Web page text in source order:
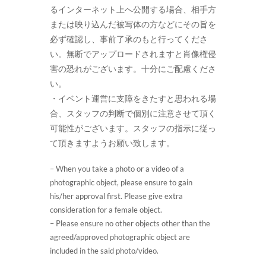
るインターネット上へ公開する場合、相手方
または映り込んだ被写体の方などにその旨を
必ず確認し、事前了承のもと行ってくださ
い。無断でアップロードされますと肖像権侵
害の恐れがございます。十分にご配慮くださ
い。
・イベント運営に支障をきたすと思われる場
合、スタッフの判断で個別に注意させて頂く
可能性がございます。スタッフの指示に従っ
て頂きますようお願い致します。
– When you take a photo or a video of a
photographic object, please ensure to gain
his/her approval first. Please give extra
consideration for a female object.
– Please ensure no other objects other than the
agreed/approved photographic object are
included in the said photo/video.